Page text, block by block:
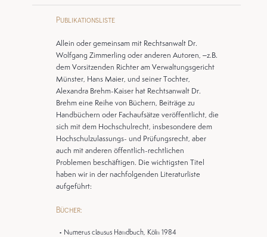
Publikationsliste
Allein oder gemeinsam mit Rechtsanwalt Dr.
Wolfgang Zimmerling oder anderen Autoren, –z.B.
dem Vorsitzenden Richter am Verwaltungsgericht
Münster, Hans Maier, und seiner Tochter,
Alexandra Brehm-Kaiser hat Rechtsanwalt Dr.
Brehm eine Reihe von Büchern, Beiträge zu
Handbüchern oder Fachaufsätze veröffentlicht, die
sich mit dem Hochschulrecht, insbesondere dem
Hochschulzulassungs- und Prüfungsrecht, aber
auch mit anderen öffentlich-rechtlichen
Problemen beschäftigen. Die wichtigsten Titel
haben wir in der nachfolgenden Literaturliste
aufgeführt:
Bücher:
• Numerus clausus Handbuch, Köln 1984